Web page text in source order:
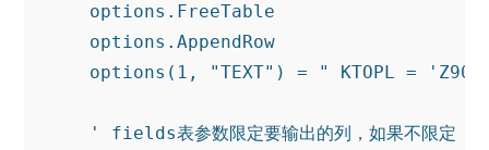
    options.FreeTable
    options.AppendRow
    options(
1 , "TEXT" ) = " KTOPL =
' fields表参数限定要输出的列，如果不限定